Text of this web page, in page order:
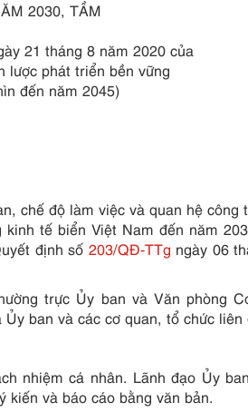
2030, TẦM
21 tháng 8 năm 2020 của
lược phát triển bền vững
đến năm 2045)
chế độ làm việc và quan hệ công
tế biển Việt Nam đến năm
định số 203/QĐ-TTg ngày 06
trực Ủy ban và Văn phòng
ban và các cơ quan, tổ chức liên
nhiệm cá nhân. Lãnh đạo Ủy
kiến và báo cáo bằng văn bản.